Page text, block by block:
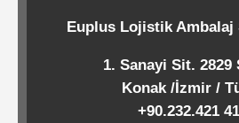
Ürünleri
Temizlik
Kimyasalları
Euplus Lojistik Ambalaj
1. Sanayi Sit. 2829
Konak /İzmir /
+90.232.421